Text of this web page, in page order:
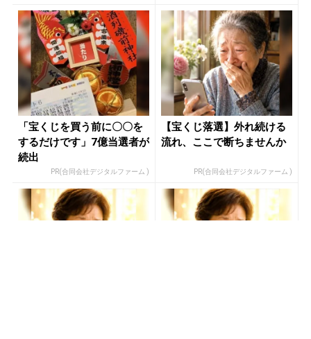
「宝くじを買う前に〇〇を
するだけです」7億当選者が
続出
PR(合同会社デジタルファーム )
【宝くじ落選】外れ続ける
流れ、ここで断ちませんか
PR(合同会社デジタルファーム )